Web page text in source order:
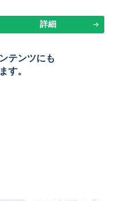
詳細
テンツにも
す。